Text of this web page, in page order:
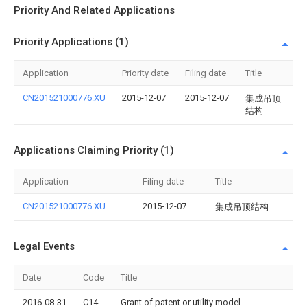
Priority And Related Applications
Priority Applications (1)
Application Priority date Filing date Title
CN201521000776.XU 2015-12-07 2015-12-07
集成吊顶
结构
Applications Claiming Priority (1)
Application Filing date Title
CN201521000776.XU 2015-12-07 集成吊顶结构
Legal Events
Date Code Title
2016-08-31 C14 Grant of patent or utility model